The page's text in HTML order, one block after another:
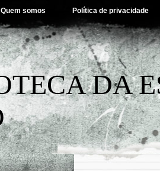
Quem somos Política de privacidade
DA